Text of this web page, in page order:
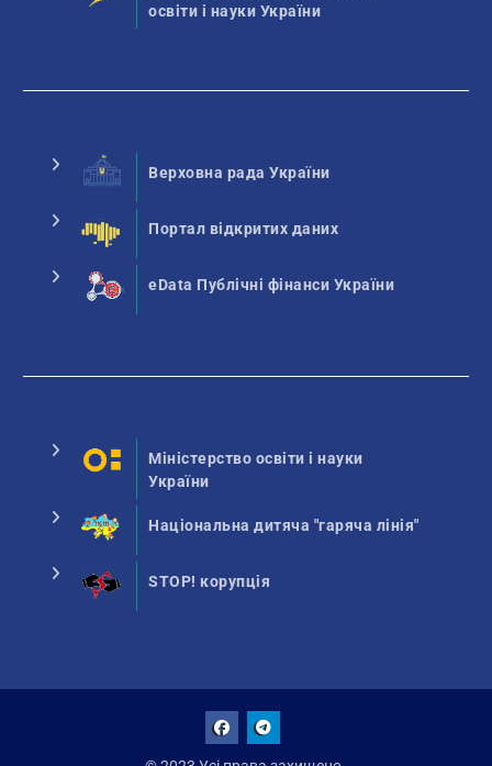
освіти і науки України
Верховна рада України
Портал відкритих даних
eData Публічні фінанси України
Міністерство освіти і науки
України
Національна дитяча "гаряча лінія"
STOP! корупція